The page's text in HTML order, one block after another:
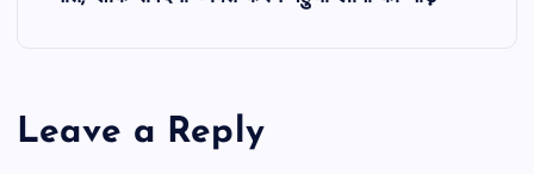
v
Leave a Reply